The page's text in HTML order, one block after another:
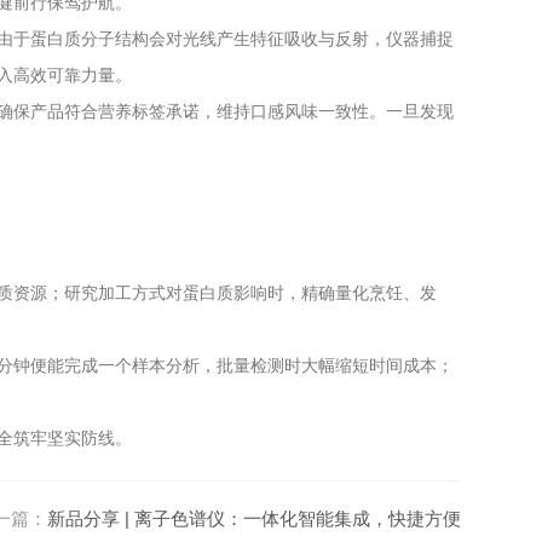
蛋白质分子结构会对光线产生特征吸收与反射，仪器捕捉
效可靠力量。
产品符合营养标签承诺，维持口感风味一致性。一旦发现
源；研究加工方式对蛋白质影响时，精确量化烹饪、发
便能完成一个样本分析，批量检测时大幅缩短时间成本；
牢坚实防线。
篇： 新品分享 | 离子色谱仪：一体化智能集成，快捷方便